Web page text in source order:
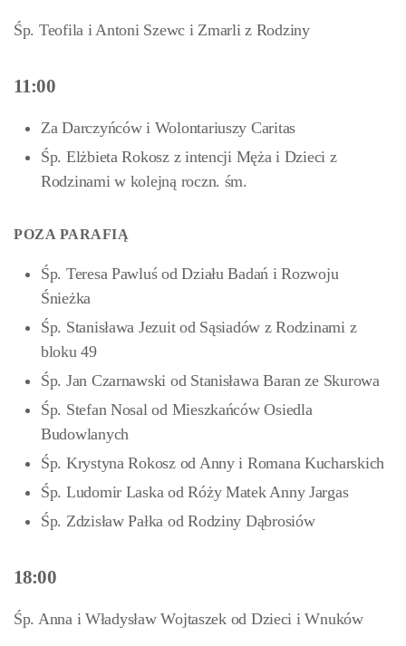
Śp. Teofila i Antoni Szewc i Zmarli z Rodziny
11:00
Za Darczyńców i Wolontariuszy Caritas
Śp. Elżbieta Rokosz z intencji Męża i Dzieci z
Rodzinami w kolejną roczn. śm.
POZA PARAFIĄ
Śp. Teresa Pawluś od Działu Badań i Rozwoju
Śnieżka
Śp. Stanisława Jezuit od Sąsiadów z Rodzinami z
bloku 49
Śp. Jan Czarnawski od Stanisława Baran ze Skurowa
Śp. Stefan Nosal od Mieszkańców Osiedla
Budowlanych
Śp. Krystyna Rokosz od Anny i Romana Kucharskich
Śp. Ludomir Laska od Róży Matek Anny Jargas
Śp. Zdzisław Pałka od Rodziny Dąbrosiów
18:00
Śp. Anna i Władysław Wojtaszek od Dzieci i Wnuków